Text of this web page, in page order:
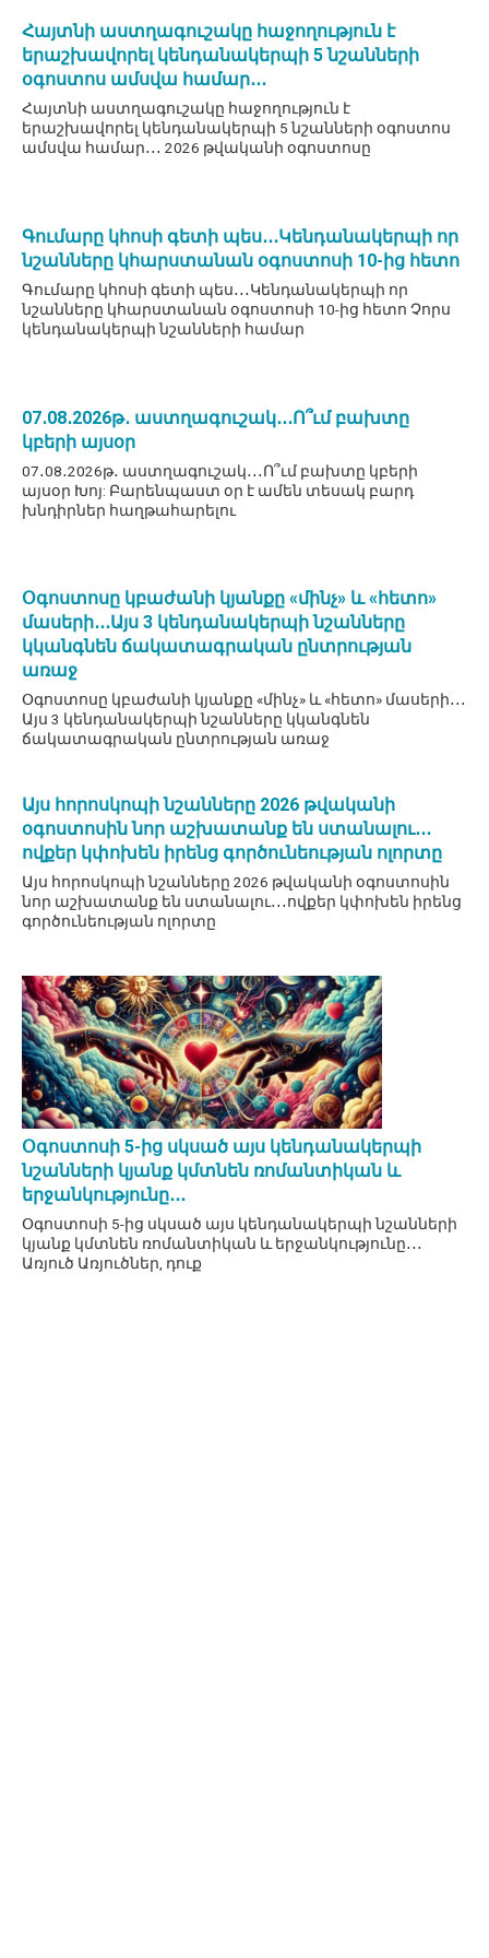
Հայտնի աստղագուշակը հաջողություն է
երաշխավորել կենդանակերպի 5 նշանների
օգոստոս ամսվա համար․․․
Հայտնի աստղագուշակը հաջողություն է
երաշխավորել կենդանակերպի 5 նշանների օգոստոս
ամսվա համար․․․ 2026 թվականի օգոստոսը
Գումարը կհոսի գետի պես․․․Կենդանակերպի որ
նշանները կհարստանան օգոստոսի 10-ից հետո
Գումարը կհոսի գետի պես․․․Կենդանակերպի որ
նշանները կհարստանան օգոստոսի 10-ից հետո Չորս
կենդանակերպի նշանների համար
07․08․2026թ․ աստղագուշակ․․․Ո՞ւմ բախտը
կբերի այսօր
07․08․2026թ․ աստղագուշակ․․․Ո՞ւմ բախտը կբերի
այսօր Խոյ: Բարենպաստ օր է ամեն տեսակ բարդ
խնդիրներ հաղթահարելու
Օգոստոսը կբաժանի կյանքը «մինչ» և «հետո»
մասերի․․․Այս 3 կենդանակերպի նշանները
կկանգնեն ճակատագրական ընտրության
առաջ
Օգոստոսը կբաժանի կյանքը «մինչ» և «հետո» մասերի․․․
Այս 3 կենդանակերպի նշանները կկանգնեն
ճակատագրական ընտրության առաջ
Այս հորոսկոպի նշանները 2026 թվականի
օգոստոսին նոր աշխատանք են ստանալու․․․
ովքեր կփոխեն իրենց գործունեության ոլորտը
Այս հորոսկոպի նշանները 2026 թվականի օգոստոսին
նոր աշխատանք են ստանալու․․․ովքեր կփոխեն իրենց
գործունեության ոլորտը
Օգոստոսի 5-ից սկսած այս կենդանակերպի
նշանների կյանք կմտնեն ռոմանտիկան և
երջանկությունը․․․
Օգոստոսի 5-ից սկսած այս կենդանակերպի նշանների
կյանք կմտնեն ռոմանտիկան և երջանկությունը․․․
Առյուծ Առյուծներ, դուք